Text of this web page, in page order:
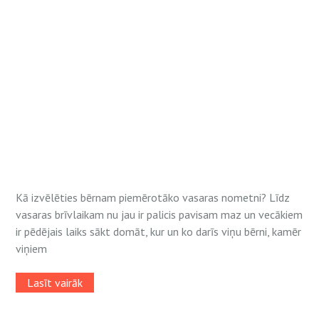
Kā izvēlēties bērnam piemērotāko vasaras nometni? Līdz
vasaras brīvlaikam nu jau ir palicis pavisam maz un vecākiem
ir pēdējais laiks sākt domāt, kur un ko darīs viņu bērni, kamēr
viņiem
Lasīt vairāk